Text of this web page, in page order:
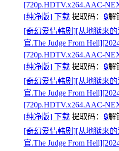
[720p.HDTV.x264.AAC-
[纯净版] 下载 提取码： 🔒解
[奇幻爱情韩剧][从地狱来
官.The Judge From
[720p.HDTV.x264.AAC-
[纯净版] 下载 提取码： 🔒解
[奇幻爱情韩剧][从地狱来
官.The Judge From
[720p.HDTV.x264.AAC-
[纯净版] 下载 提取码： 🔒解
[奇幻爱情韩剧][从地狱来
官.The Judge From